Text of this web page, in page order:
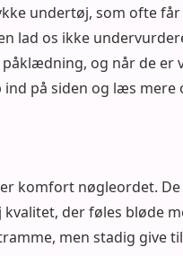
undertøj, som ofte
lad os ikke
og når de er
på siden og læs mere
komfort nøgleordet.
der føles bløde
men stadig give